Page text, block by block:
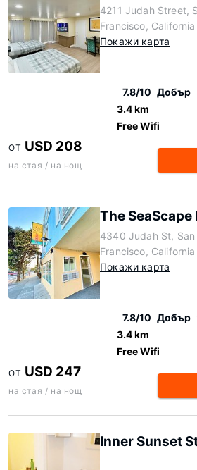
4211 Judah Street,
Francisco,
Покажи карта
7.8/10 Добър
3.4 km
Free Wifi
ОТ USD 208
на стая / на нощ
The SeaScape
4340 Judah St, San
Francisco,
Покажи карта
7.8/10 Добър
3.4 km
Free Wifi
ОТ USD 247
на стая / на нощ
Inner Sunset